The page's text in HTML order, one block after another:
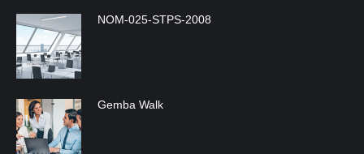
NOM-025-STPS-2008
Gemba Walk